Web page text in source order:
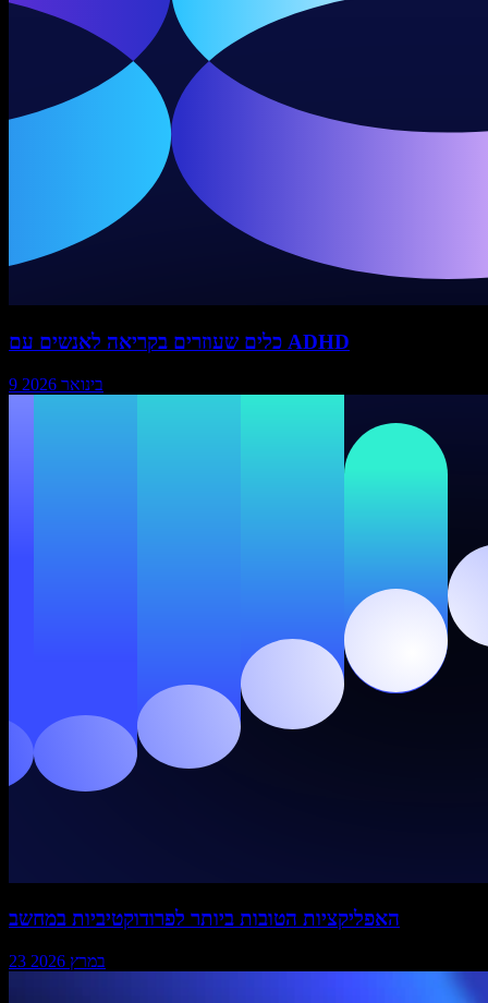
כלים שעוזרים בקריאה לאנשים עם ADHD
9 בינואר 2026
האפליקציות הטובות ביותר לפרודוקטיביות במחשב
23 במרץ 2026